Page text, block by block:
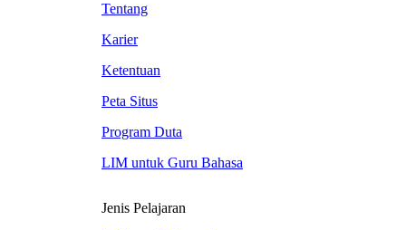
Tentang
Karier
Ketentuan
Peta Situs
Program Duta
LIM untuk Guru Bahasa
Jenis Pelajaran